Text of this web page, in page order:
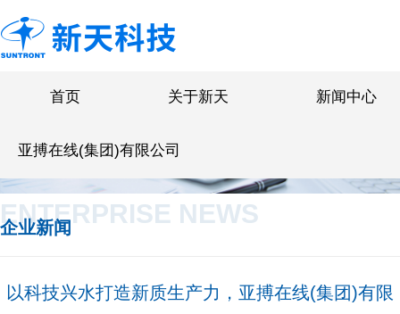
首页 关于新天 新闻中心
亚搏在线(集团)有限公司
ENTERPRISE NEWS
企业新闻
以科技兴水打造新质生产力，亚搏在线(集团)有限